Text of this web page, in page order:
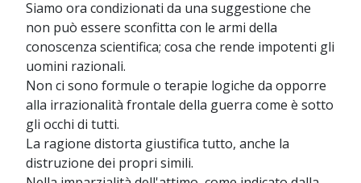
Siamo ora condizionati da una suggestione che
non può essere sconfitta con le armi della
conoscenza scientifica; cosa che rende impotenti gli
uomini razionali.
Non ci sono formule o terapie logiche da opporre
alla irrazionalità frontale della guerra come è sotto
gli occhi di tutti.
La ragione distorta giustifica tutto, anche la
distruzione dei propri simili.